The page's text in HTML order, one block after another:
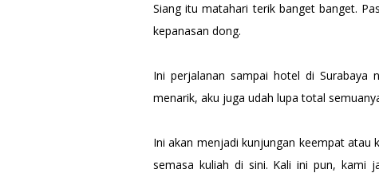
Siang itu matahari terik banget banget.
kepanasan dong.
Ini perjalanan sampai hotel di Surabaya
menarik, aku juga udah lupa total
Ini akan menjadi kunjungan keempat atau
semasa kuliah di sini. Kali ini pun, kami